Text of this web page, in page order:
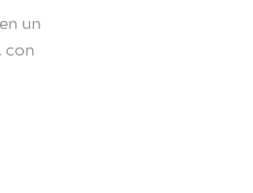
un
con